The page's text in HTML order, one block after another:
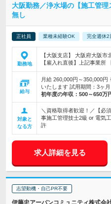
大阪勤務／浄水場の【施工管
無し
正社員 業種未経験OK 完全週休2
勤務地
【大阪支店】 大阪府大阪
【雇入れ直後】上記事業所
給与
月給 260,000円～350,000
いたします 試用期間：3ヶ
初年度の年収： 500～650万
対象と
なる方
＼資格取得者歓迎！／【必
事施工管理技士2級 or 電気
許
求人詳細を見る
志望動機・自己PR不要
伊藤忠アーバンコミュニティ株式会